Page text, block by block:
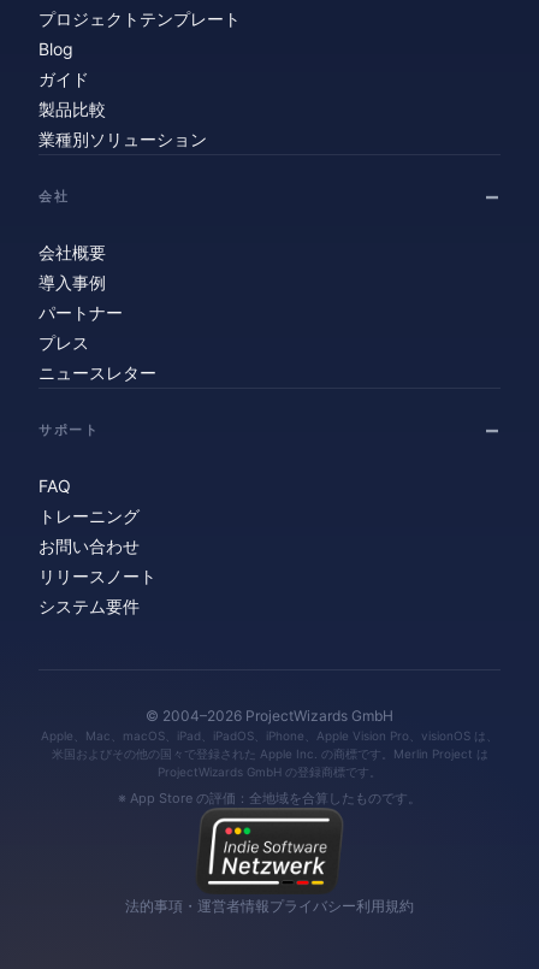
プロジェクトテンプレート
Blog
ガイド
製品比較
業種別ソリューション
会社
会社概要
導入事例
パートナー
プレス
ニュースレター
サポート
FAQ
トレーニング
お問い合わせ
リリースノート
システム要件
© 2004–2026 ProjectWizards GmbH
Apple、Mac、macOS、iPad、iPadOS、iPhone、Apple Vision Pro、visionOS は、
米国およびその他の国々で登録された Apple Inc. の商標です。Merlin Project は
ProjectWizards GmbH の登録商標です。
※ App Store の評価：全地域を合算したものです。
法的事項・運営者情報プライバシー利用規約